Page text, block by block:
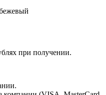
при получении.